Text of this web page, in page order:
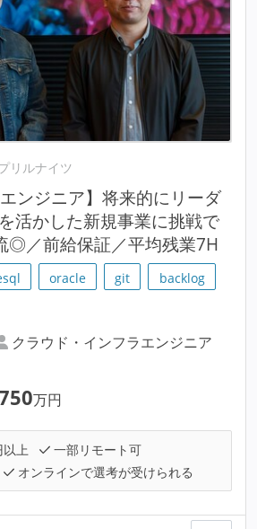
リルナイツ
エンジニア】将来的にリーダ
活かした新規事業に挑戦で
◎／前給保証／平均残業7H
oracle git
backlog
クラウド・インフラエンジニア
万円
上
一部リモート可
オンラインで選考が受けられる